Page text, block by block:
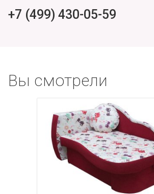
+7 (499) 430-05-59
Вы смотрели